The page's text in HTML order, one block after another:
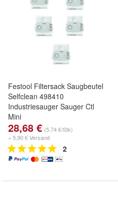
Festool Filtersack Saugbeutel
Selfclean 498410
Industriesauger Sauger Ctl
Mini
28,68 € (5,74 €/Stk)
+ 5,90 € Versand
2